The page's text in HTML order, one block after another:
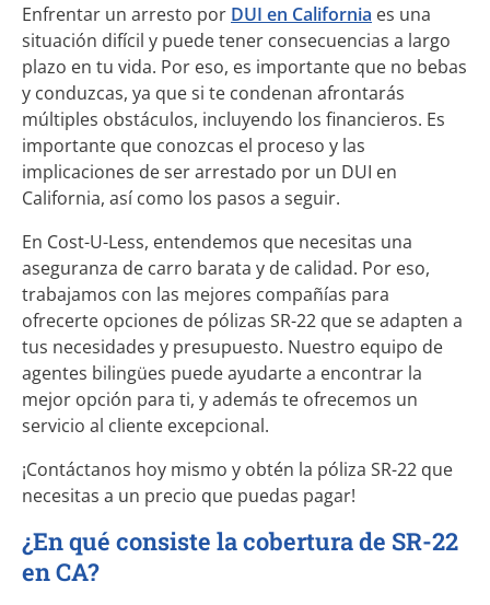
Enfrentar un arresto por DUI en California es una
situación difícil y puede tener consecuencias a largo
plazo en tu vida. Por eso, es importante que no bebas
y conduzcas, ya que si te condenan afrontarás
múltiples obstáculos, incluyendo los financieros. Es
importante que conozcas el proceso y las
implicaciones de ser arrestado por un DUI en
California, así como los pasos a seguir.
En Cost-U-Less, entendemos que necesitas una
aseguranza de carro barata y de calidad. Por eso,
trabajamos con las mejores compañías para
ofrecerte opciones de pólizas SR-22 que se adapten a
tus necesidades y presupuesto. Nuestro equipo de
agentes bilingües puede ayudarte a encontrar la
mejor opción para ti, y además te ofrecemos un
servicio al cliente excepcional.
¡Contáctanos hoy mismo y obtén la póliza SR-22 que
necesitas a un precio que puedas pagar!
¿En qué consiste la cobertura de SR-22
en CA?